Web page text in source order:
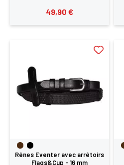
49,90 €
Rênes Eventer avec arrêtoirs
Flags&Cup - 16 mm
ANNULER